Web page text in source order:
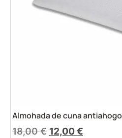
Almohada de cuna antiahogo
18,00€ 12,00€